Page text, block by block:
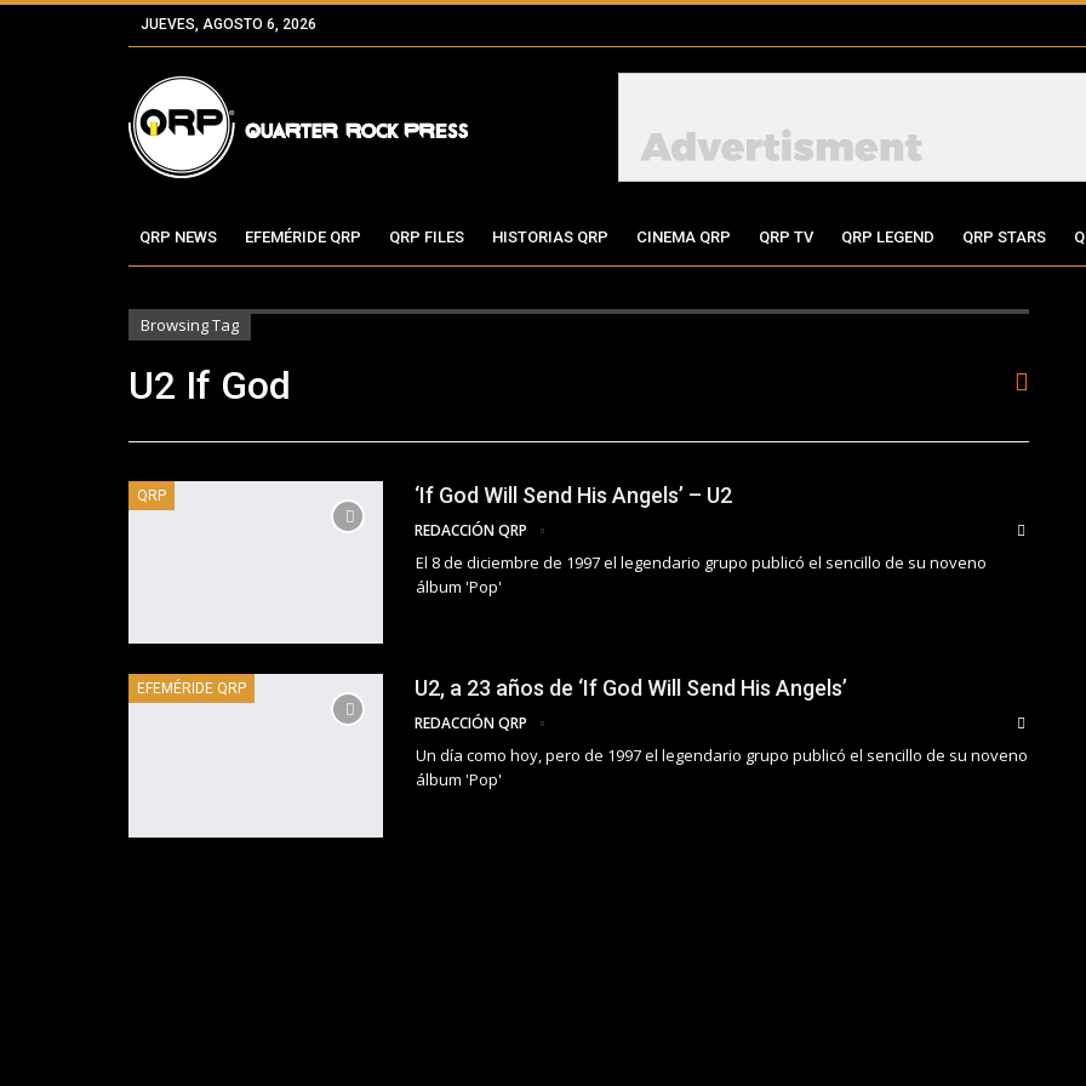
JUEVES, AGOSTO 6, 2026
QRP NEWS EFEMÉRIDE QRP QRP FILES HISTORIAS QRP CINEMA QRP QRP TV QRP LEGEND QRP STARS
Browsing Tag
U2 If God
QRP ‘If God Will Send His Angels’ – U2
REDACCIÓN QRP
El 8 de diciembre de 1997 el legendario grupo publicó el sencillo de su noveno
álbum 'Pop'
EFEMÉRIDE QRP U2, a 23 años de ‘If God Will Send His Angels’
REDACCIÓN QRP
Un día como hoy, pero de 1997 el legendario grupo publicó el sencillo de su noveno
álbum 'Pop'